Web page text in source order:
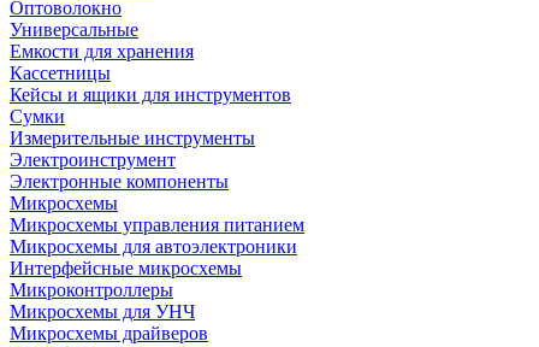
Оптоволокно
Универсальные
Емкости для хранения
Кассетницы
Кейсы и ящики для инструментов
Сумки
Измерительные инструменты
Электроинструмент
Электронные компоненты
Микросхемы
Микросхемы управления питанием
Микросхемы для автоэлектроники
Интерфейсные микросхемы
Микроконтроллеры
Микросхемы для УНЧ
Микросхемы драйверов